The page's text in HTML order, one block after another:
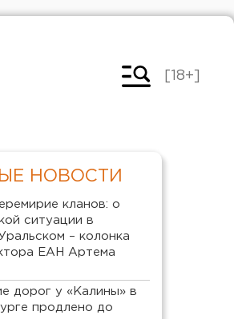
[18+]
НОВОСТИ
кланов: о
ситуации в
– колонка
ЕАН Артема
дорог у «Калины» в
продлено до